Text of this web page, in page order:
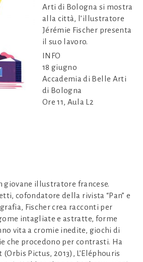
Arti di Bologna si mostra
alla città, l’illustratore
Jérémie Fischer presenta
il suo lavoro.
INFO
18 giugno
Accademia di Belle Arti
di Bologna
Ore 11, Aula L2
giovane illustratore francese.
cofondatore della rivista “Pan” e
Fischer crea racconti per
intagliate e astratte, forme
vita a cromie inedite, giochi di
che procedono per contrasti. Ha
Pictus, 2013), L’Eléphouris